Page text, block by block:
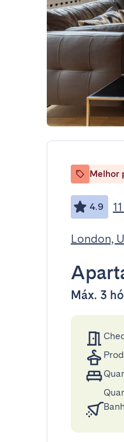
Melhor
4.9
London,
Máx. 3